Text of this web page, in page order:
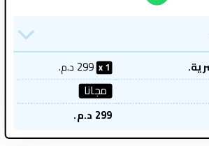
1
299 د.م.
مجانا
299 د.م.